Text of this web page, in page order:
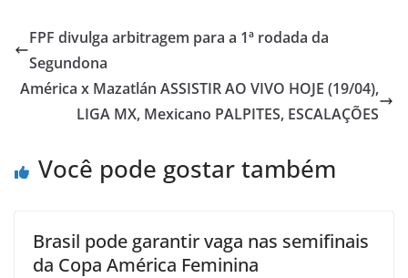
FPF divulga arbitragem para a 1ª rodada da
Segundona
América x Mazatlán ASSISTIR AO VIVO HOJE (19/04),
LIGA MX, Mexicano PALPITES, ESCALAÇÕES
Você pode gostar também
Brasil pode garantir vaga nas semifinais
da Copa América Feminina